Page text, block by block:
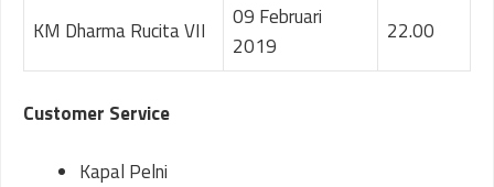
KM Dharma Rucita VII
09 Februari
2019
22.00
Customer Service
Kapal Pelni